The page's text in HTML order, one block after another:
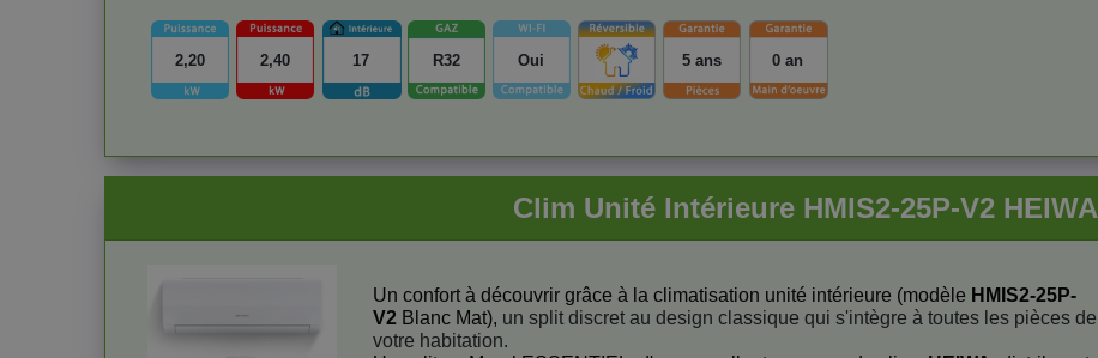
5 ans 0 an
2,20 2,40 Oui
17 R32
Clim Unité Intérieure HMIS2-25P-V2 HEIWA
Un confort à découvrir grâce à la climatisation unité intérieure (modèle HMIS2-25P-
V2 Blanc Mat), un split discret au design classique qui s'intègre à toutes les pièces de
votre habitation.